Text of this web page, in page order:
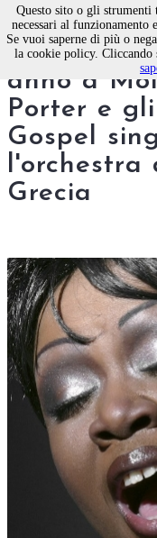
Un
anno a
Porter e
Gospel
l'orchestra
Grecia
Questo sito o gli
necessari al
Se vuoi saperne di più o
la cookie policy. Cliccando